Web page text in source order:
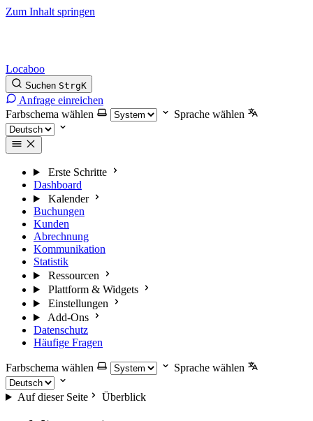
Zum Inhalt springen
Locaboo
Suchen StrgK
Anfrage einreichen
Farbschema wählen
Sprache wählen
Erste Schritte
Dashboard
Kalender
Buchungen
Kunden
Abrechnung
Kommunikation
Statistik
Ressourcen
Plattform & Widgets
Einstellungen
Add-Ons
Datenschutz
Häufige Fragen
Farbschema wählen Sprache wählen
Auf dieser Seite Überblick